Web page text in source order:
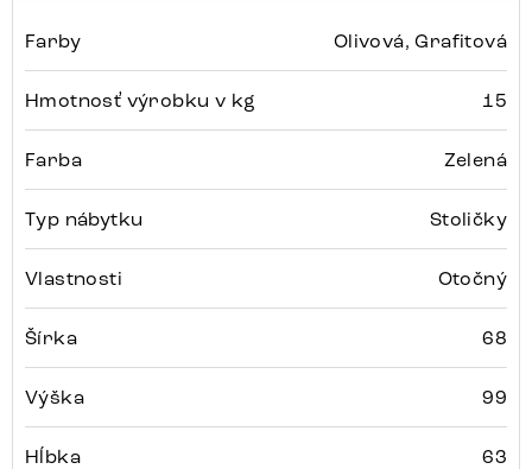
Farby Olivová, Grafitová
Hmotnosť výrobku v kg 15
Farba Zelená
Typ nábytku Stoličky
Vlastnosti Otočný
Šírka 68
Výška 99
Hĺbka 63